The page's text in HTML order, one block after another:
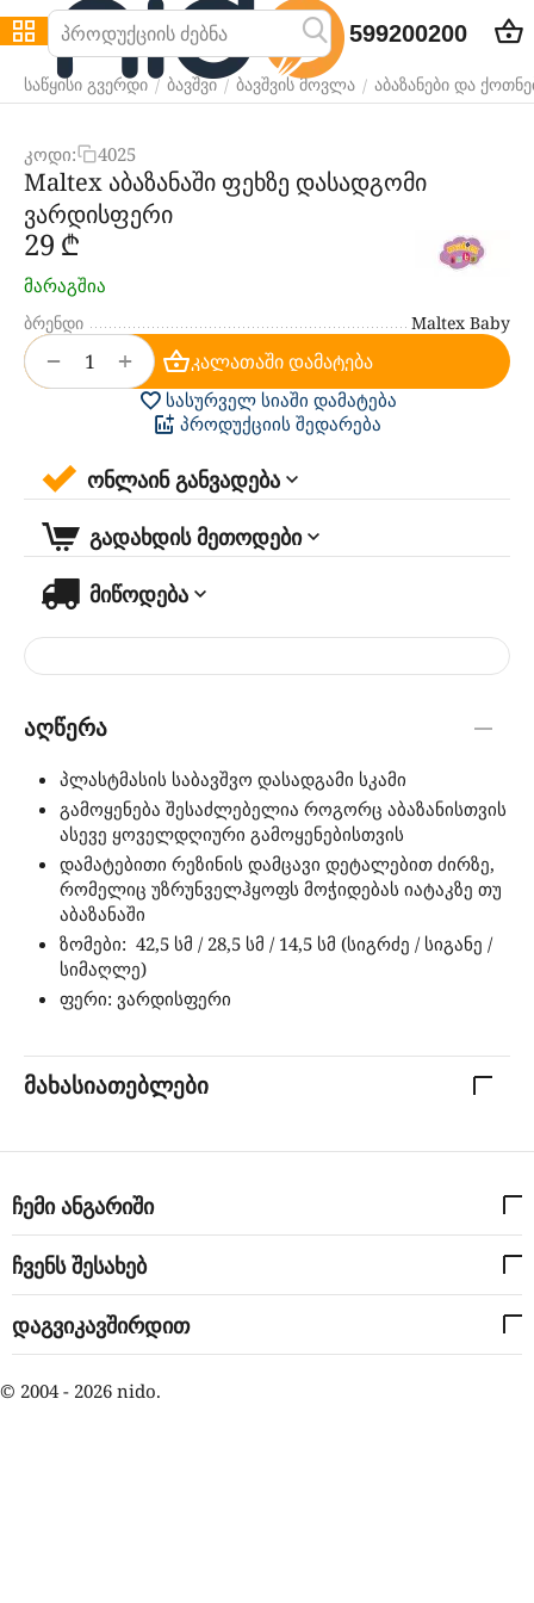
599200200
საწყისი გვერდი / ბავშვი / ბავშვის მოვლა / აბაზანები და
კოდი: 4025
Maltex აბაზანაში ფეხზე დასადგომი
ვარდისფერი
‍29‍ ₾
მარაგშია
ბრენდი Maltex Baby
+
− კალათაში დამატება
სასურველ სიაში დამატება
პროდუქციის შედარება
ონლაინ განვადება
გადახდის მეთოდები
მიწოდება
აღწერა
პლასტმასის საბავშვო დასადგამი სკამი
გამოყენება შესაძლებელია როგორც აბაზანისთვის
ასევე ყოველდღიური გამოყენებისთვის
დამატებითი რეზინის დამცავი დეტალებით ძირზე,
რომელიც უზრუნველჰყოფს მოჭიდებას იატაკზე თუ
აბაზანაში
ზომები: 42,5 სმ / 28,5 სმ / 14,5 სმ (სიგრძე / სიგანე /
სიმაღლე)
ფერი: ვარდისფერი
მახასიათებლები
ჩემი ანგარიში
ჩვენს შესახებ
დაგვიკავშირდით
© 2004 - 2026 nido.